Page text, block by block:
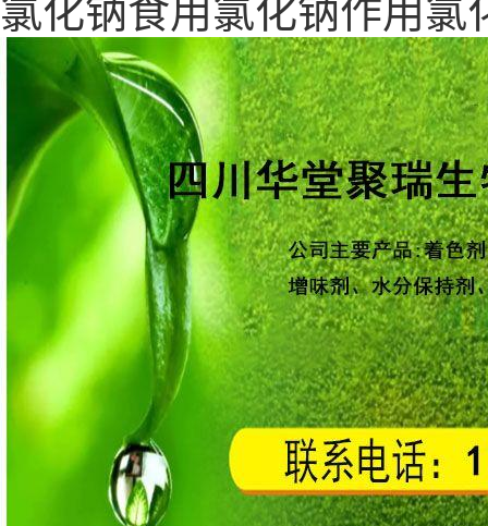
氯化钠食用氯化钠作用